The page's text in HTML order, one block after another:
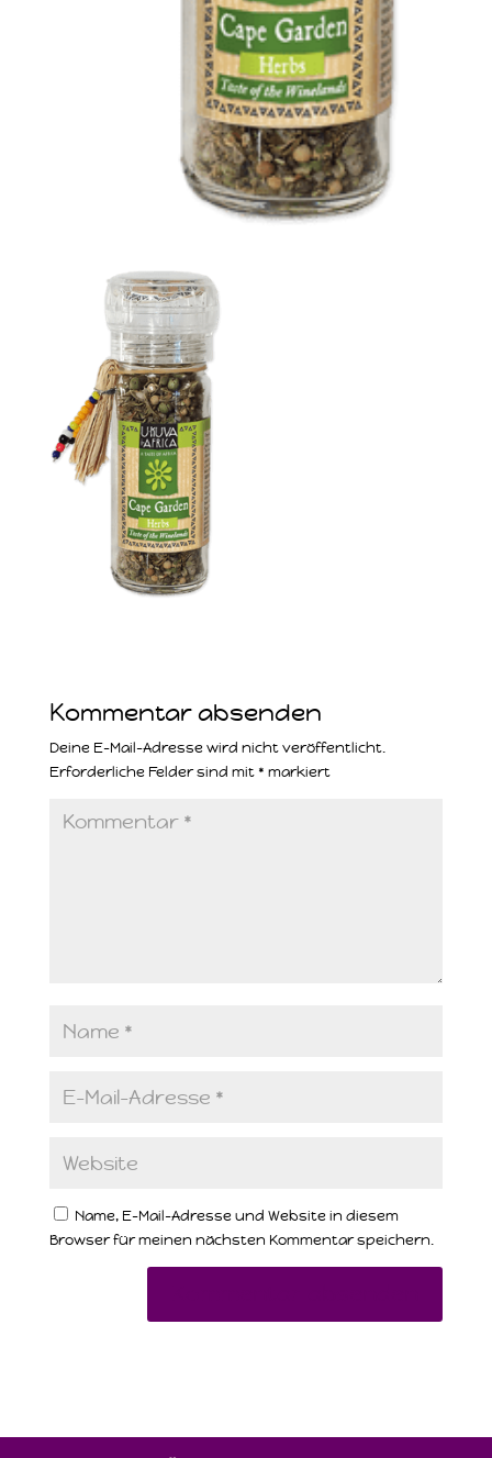
Kommentar absenden
Deine E-Mail-Adresse wird nicht veröffentlicht.
Erforderliche Felder sind mit * markiert
Name, E-Mail-Adresse und Website in diesem
Browser für meinen nächsten Kommentar speichern.